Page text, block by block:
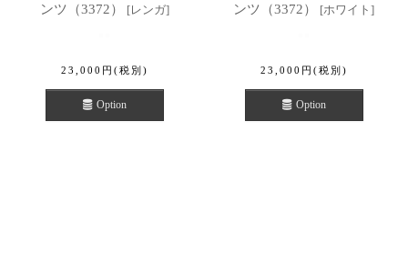
ンツ（3372）
[レンガ]
23,000 円 (税別)
Option
ンツ（3372）
[ホワイト ]
23,000 円 (税別)
Option